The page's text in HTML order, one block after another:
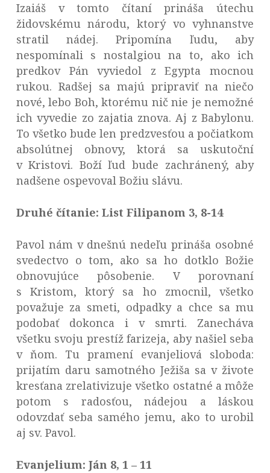
Izaiáš v tomto čítaní prináša útechu
židovskému národu, ktorý vo vyhnanstve
stratil nádej. Pripomína ľudu, aby
nespomínali s nostalgiou na to, ako ich
predkov Pán vyviedol z Egypta mocnou
rukou. Radšej sa majú pripraviť na niečo
nové, lebo Boh, ktorému nič nie je nemožné
ich vyvedie zo zajatia znova. Aj z Babylonu.
To všetko bude len predzvesťou a počiatkom
absolútnej obnovy, ktorá sa uskutoční
v Kristovi. Boží ľud bude zachránený, aby
nadšene ospevoval Božiu slávu.
Druhé čítanie: List Filipanom 3, 8-14
Pavol nám v dnešnú nedeľu prináša osobné
svedectvo o tom, ako sa ho dotklo Božie
obnovujúce pôsobenie. V porovnaní
s Kristom, ktorý sa ho zmocnil, všetko
považuje za smeti, odpadky a chce sa mu
podobať dokonca i v smrti. Zanecháva
všetku svoju prestíž farizeja, aby našiel seba
v ňom. Tu pramení evanjeliová sloboda:
prijatím daru samotného Ježiša sa v živote
kresťana zrelativizuje všetko ostatné a môže
potom s radosťou, nádejou a láskou
odovzdať seba samého jemu, ako to urobil
aj sv. Pavol.
Evanjelium: Ján 8, 1 – 11